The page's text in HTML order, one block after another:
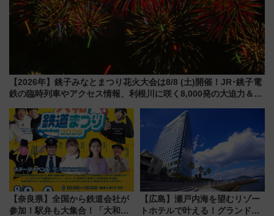
【2026年】銚子みなとまつり花火大会は8/8 (土)開催！JR･銚子電
鉄の臨時列車やアクセス情報、利根川に咲く8,000発の大迫力＆屋
【奈良県】全国から鉄道会社が
参加！駅弁も大集合！「大和鉄
【広島】瀬戸内海を望むリゾー
トホテルで叶える！グランドプ